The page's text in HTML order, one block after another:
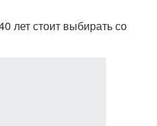
лет стоит выбирать со